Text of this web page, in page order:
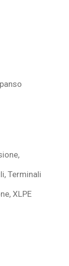
,
,Terminali
,XLPE